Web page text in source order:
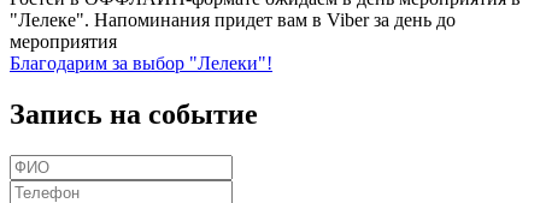
"Лелеке". Напоминания придет вам в Viber за день до
мероприятия
Благодарим за выбор "Лелеки"!
Запись на событие